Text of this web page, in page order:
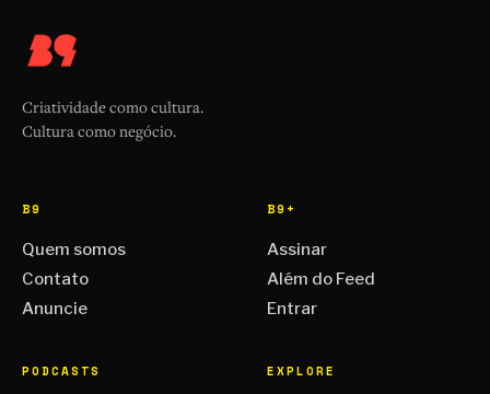
Criatividade como cultura.
Cultura como negócio.
B9
Quem somos
Contato
Anuncie
B9+
Assinar
Além do Feed
Entrar
PODCASTS EXPLORE